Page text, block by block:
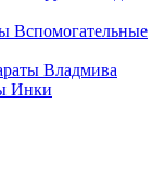
Вспомогательные
Владмива
Инки